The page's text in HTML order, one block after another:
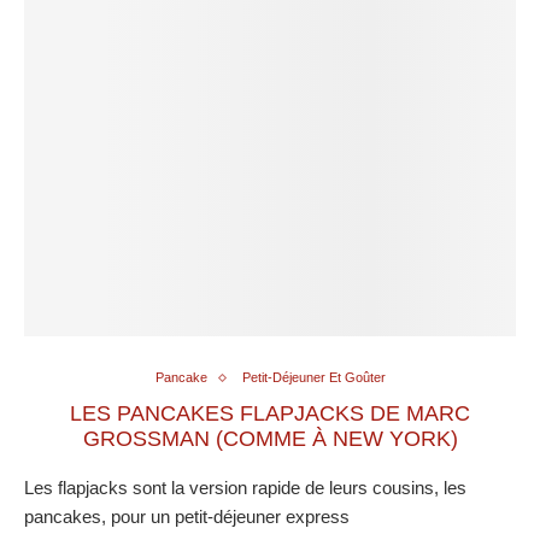
Pancake Petit-Déjeuner Et Goûter
LES PANCAKES FLAPJACKS DE MARC
GROSSMAN (COMME À NEW YORK)
Les flapjacks sont la version rapide de leurs cousins, les
pancakes, pour un petit-déjeuner express